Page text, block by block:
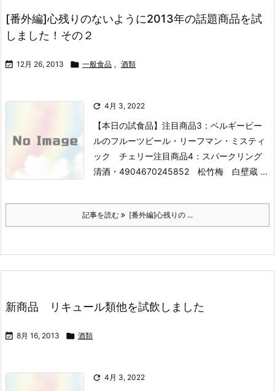
[番外編]心残りのないように2013年の話題商品を試
しました！その２
 12月 26, 2013  一般食品 , 酒類
 4月 3, 2022
【本日の試食品】 注目商品3：ベルギービー
ルのフルーツビール ・リーフマン ・ミスティ
ック チェリー注目商品4：スパークリング
清酒 ・4904670245852 松竹梅 白壁蔵 ...
記事を読む [番外編]心残りの ...
新商品 リキュール類他を試飲しました
 8月 16, 2013  酒類
 4月 3, 2022